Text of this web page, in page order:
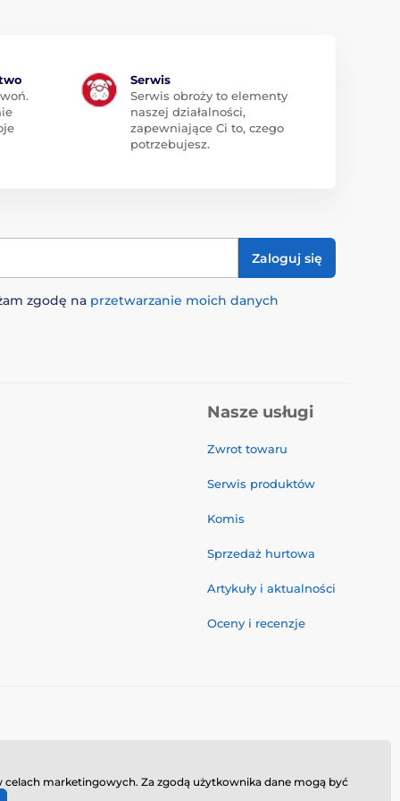
Serwis
Serwis obroży to elementy
naszej działalności,
zapewniające Ci to, czego
potrzebujesz.
Zaloguj się
zgodę na przetwarzanie moich danych
Nasze usługi
Zwrot towaru
Serwis produktów
Komis
Sprzedaż hurtowa
Artykuły i aktualności
Oceny i recenzje
marketingowych. Za zgodą użytkownika dane mogą być